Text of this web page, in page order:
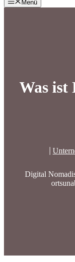
Menü
Was ist
Digital